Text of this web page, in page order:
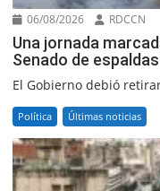
06/08/2026 RDCCN
Una jornada
Senado de
El Gobierno debió
Política Últimas noticias